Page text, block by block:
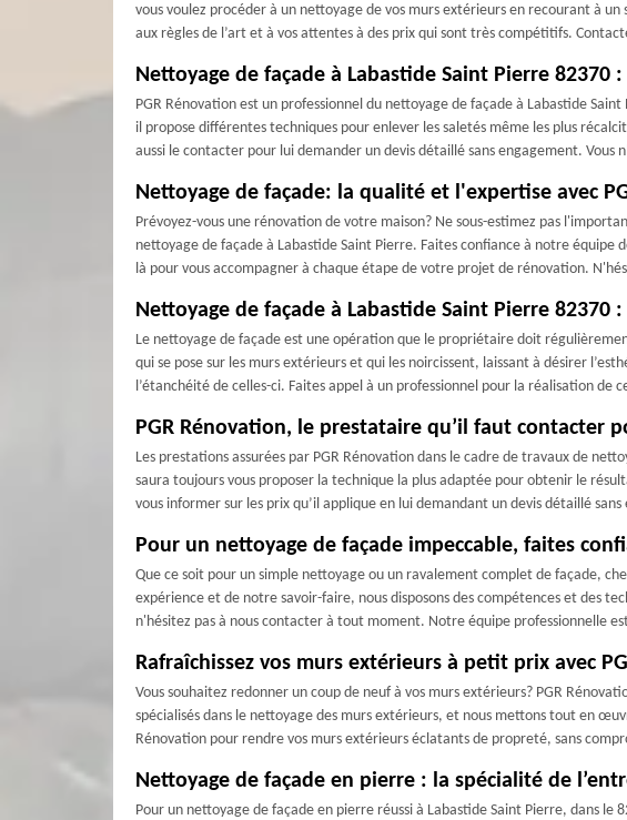
vous voulez procéder à un nettoyage de vos murs extérieurs en recourant à
aux règles de l’art et à vos attentes à des prix qui sont très compétitifs.
Nettoyage de façade à Labastide Saint Pierre
PGR Rénovation est un professionnel du nettoyage de façade à Labastide
il propose différentes techniques pour enlever les saletés même les plus
aussi le contacter pour lui demander un devis détaillé sans engagement. Vous
Nettoyage de façade: la qualité et l'expertise avec
Prévoyez-vous une rénovation de votre maison? Ne sous-estimez pas
nettoyage de façade à Labastide Saint Pierre. Faites confiance à notre
là pour vous accompagner à chaque étape de votre projet de rénovation.
Nettoyage de façade à Labastide Saint Pierre
Le nettoyage de façade est une opération que le propriétaire doit
qui se pose sur les murs extérieurs et qui les noircissent, laissant à désirer
l’étanchéité de celles-ci. Faites appel à un professionnel pour la réalisation de
PGR Rénovation, le prestataire qu’il faut contacter
Les prestations assurées par PGR Rénovation dans le cadre de travaux de
saura toujours vous proposer la technique la plus adaptée pour obtenir le
vous informer sur les prix qu’il applique en lui demandant un devis détaillé
Pour un nettoyage de façade impeccable, faites
Que ce soit pour un simple nettoyage ou un ravalement complet de façade,
expérience et de notre savoir-faire, nous disposons des compétences et des
n'hésitez pas à nous contacter à tout moment. Notre équipe professionnelle
Rafraîchissez vos murs extérieurs à petit prix avec
Vous souhaitez redonner un coup de neuf à vos murs extérieurs? PGR
spécialisés dans le nettoyage des murs extérieurs, et nous mettons tout en
Rénovation pour rendre vos murs extérieurs éclatants de propreté, sans
Nettoyage de façade en pierre : la spécialité de
Pour un nettoyage de façade en pierre réussi à Labastide Saint Pierre, dans